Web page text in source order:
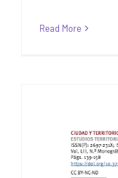
Read More